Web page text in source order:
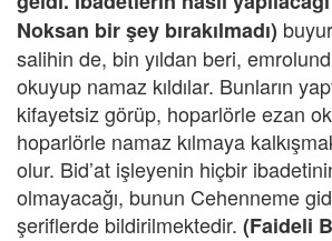
Noksan bir şey bırakılmadı)
salihin de, bin yıldan beri,
okuyup namaz kıldılar. Bunların
kifayetsiz görüp, hoparlörle ezan
hoparlörle namaz kılmaya
olur. Bid’at işleyenin hiçbir
olmayacağı, bunun Cehenneme
şeriflerde bildirilmektedir. (Faideli